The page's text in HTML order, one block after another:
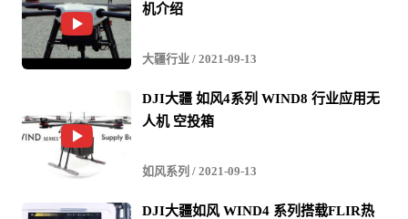
机介绍
大疆行业 / 2021-09-13
DJI大疆 如风4系列 WIND8 行业应用无
人机 空投箱
如风系列 / 2021-09-13
DJI大疆如风 WIND4 系列搭载FLIR热